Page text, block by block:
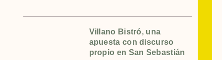
Villano Bistró, una
apuesta con discurso
propio en San Sebastián